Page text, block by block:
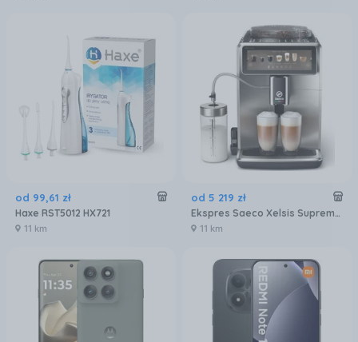
od 99,61 zł
Haxe RST5012 HX721
11 km
od 5 219 zł
Ekspres Saeco Xelsis Suprema SM8885/00 Metalowy
11 km